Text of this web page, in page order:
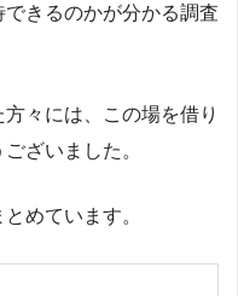
きるのかが分かる調査
々には、この場を借り
ざいました。
めています。